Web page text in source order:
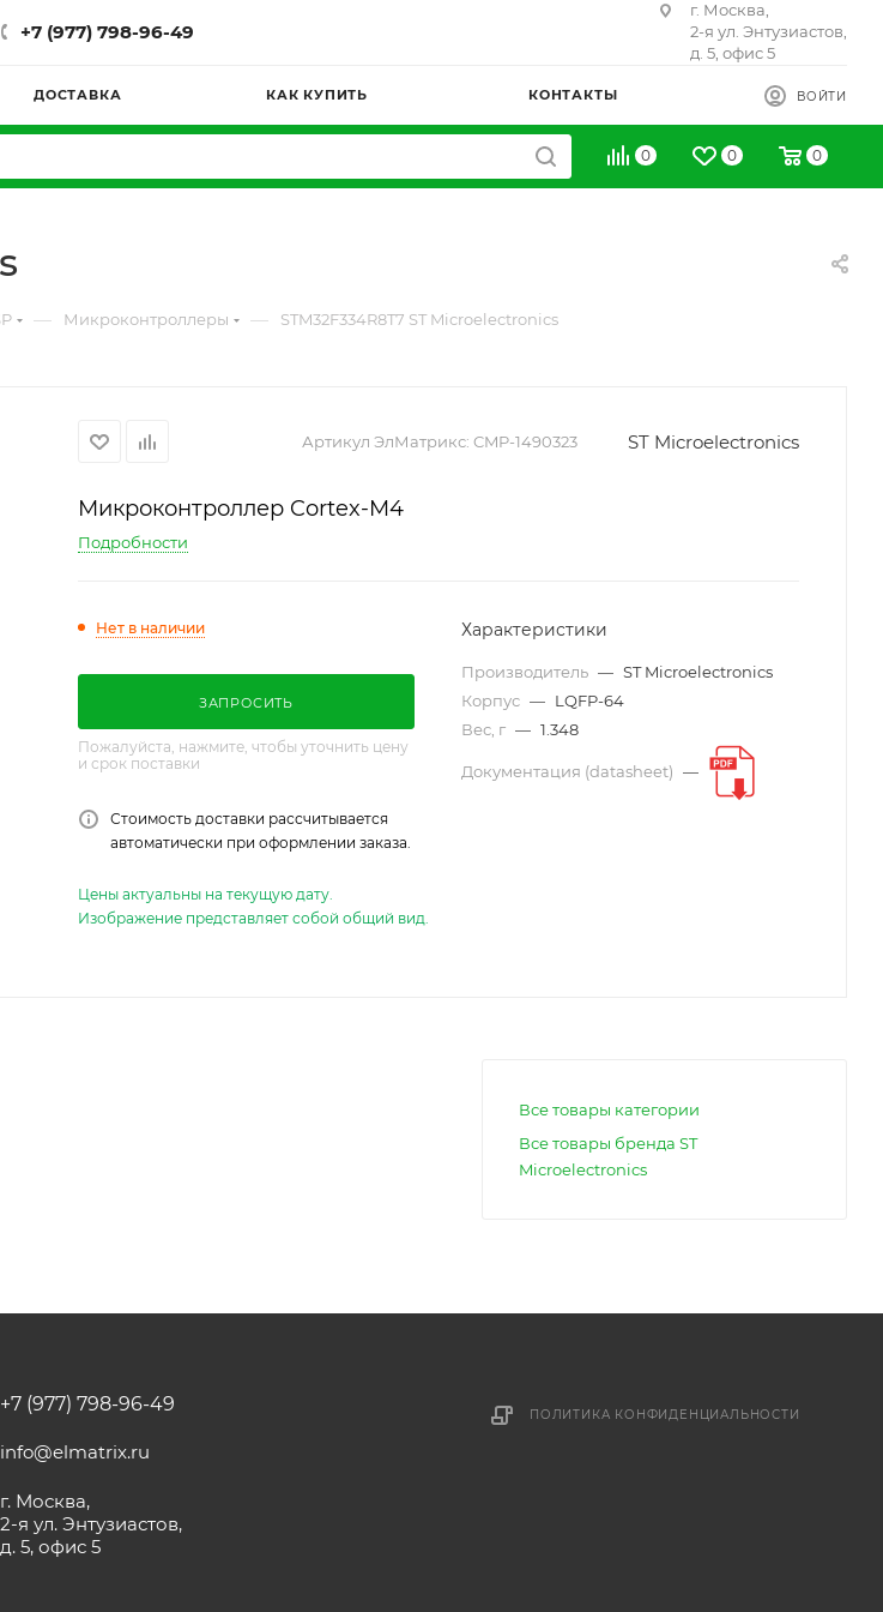
+7 (977) 798-96-49
г. Москва,
2-я ул. Энтузиастов,
д. 5, офис 5
ДОСТАВКА КАК КУПИТЬ КОНТАКТЫ ВОЙТИ
0 0 0
— Микроконтроллеры — STM32F334R8T7 ST Microelectronics
Артикул ЭлМатрикс: CMP-1490323 ST Microelectronics
Микроконтроллер Cortex-M4
Подробности
Нет в наличии
ЗАПРОСИТЬ
Пожалуйста, нажмите, чтобы уточнить цену
и срок поставки
Стоимость доставки рассчитывается
автоматически при оформлении заказа.
Характеристики
Производитель — ST Microelectronics
Корпус — LQFP-64
Вес, г — 1.348
Документация (datasheet) —
Цены актуальны на текущую дату.
Изображение представляет собой общий вид.
Все товары категории
Все товары бренда ST
Microelectronics
+7 (977) 798-96-49
info@elmatrix.ru
г. Москва,
2-я ул. Энтузиастов,
д. 5, офис 5
ПОЛИТИКА КОНФИДЕНЦИАЛЬНОСТИ